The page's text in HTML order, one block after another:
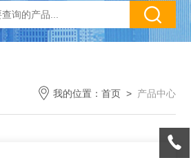
我的位置： 首页 > 产品中心